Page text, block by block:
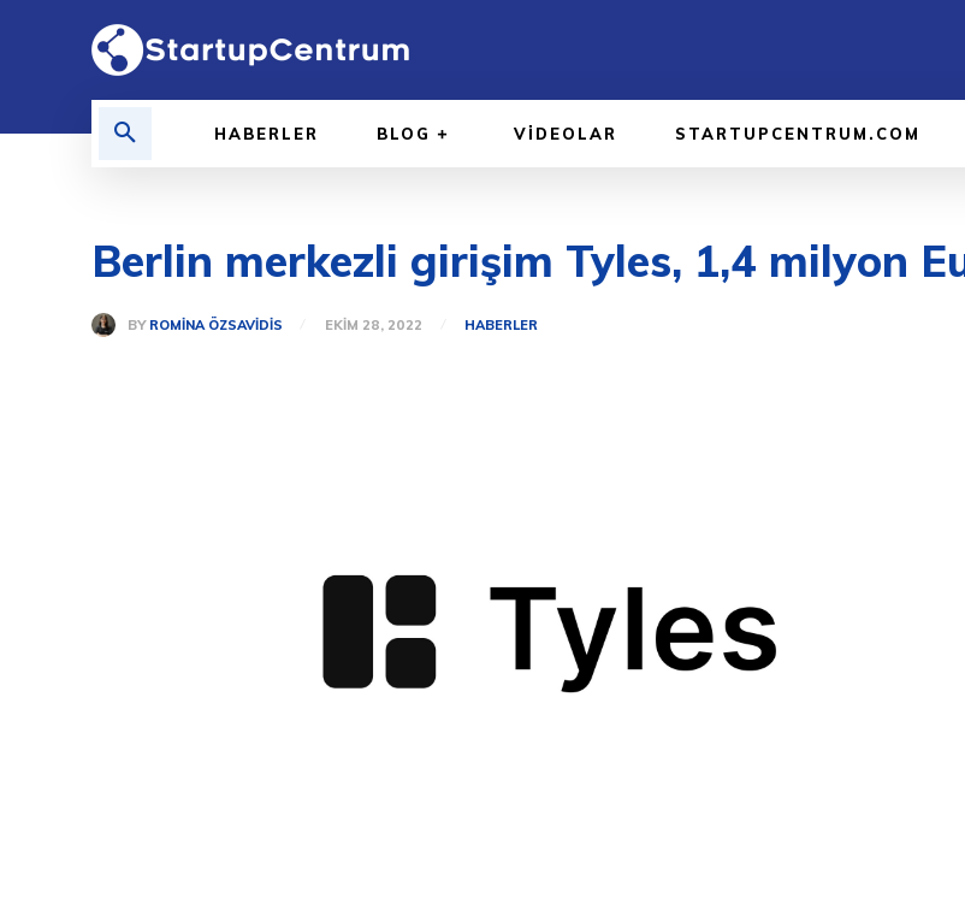
HABERLER BLOG VIDEOLAR STARTUPCENTRUM.COM
Berlin merkezli girişim Tyles, 1,4 milyon
BY ROMINA ÖZSAVIDIS EKIM 28, 2022 HABERLER